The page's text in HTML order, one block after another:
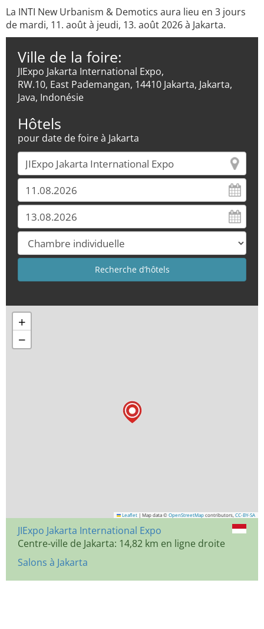
La INTI New Urbanism & Demotics aura lieu en 3 jours
de mardi, 11. août à jeudi, 13. août 2026 à Jakarta.
Ville de la foire:
JIExpo Jakarta International Expo,
RW.10, East Pademangan, 14410 Jakarta, Jakarta,
Java, Indonésie
Hôtels
pour date de foire à Jakarta
+
−
Leaflet | Map data © OpenStreetMap contributors, CC-BY-SA
JIExpo Jakarta International Expo
Centre-ville de Jakarta: 14,82 km en ligne droite
Salons à Jakarta